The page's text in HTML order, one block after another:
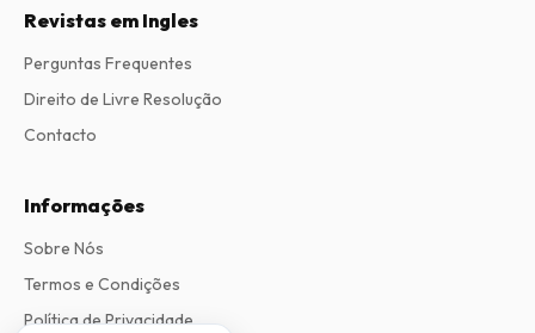
Revistas em Ingles
Perguntas Frequentes
Direito de Livre Resolução
Contacto
Informações
Sobre Nós
Termos e Condições
Política de Privacidade